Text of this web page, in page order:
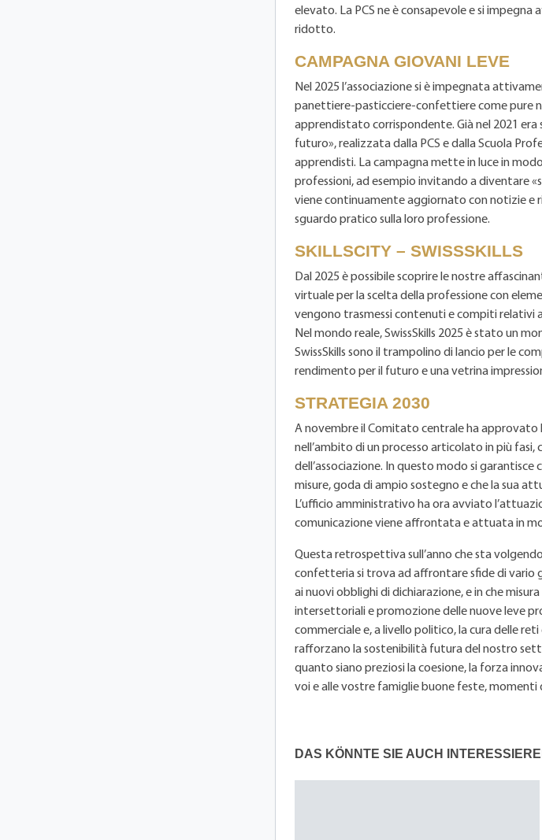
elevato. La PCS ne è consapevole e si
ridotto.
CAMPAGNA GIOVANI LEVE
Nel 2025 l’associazione si è impegnata
panettiere-pasticciere-confettiere come pure
apprendistato corrispondente. Già nel 2021
futuro», realizzata dalla PCS e dalla Scuola
apprendisti. La campagna mette in luce in
professioni, ad esempio invitando a diventare
viene continuamente aggiornato con notizie e
sguardo pratico sulla loro professione.
SKILLSCITY – SWISSSKILLS
Dal 2025 è possibile scoprire le nostre
virtuale per la scelta della professione con
vengono trasmessi contenuti e compiti relativi
Nel mondo reale, SwissSkills 2025 è stato un
SwissSkills sono il trampolino di lancio per le
rendimento per il futuro e una vetrina
STRATEGIA 2030
A novembre il Comitato centrale ha approvato
nell’ambito di un processo articolato in più
dell’associazione. In questo modo si
misure, goda di ampio sostegno e che la sua
L’ufficio amministrativo ha ora avviato
comunicazione viene affrontata e attuata in
Questa retrospettiva sull’anno che sta
confetteria si trova ad affrontare sfide di vario
ai nuovi obblighi di dichiarazione, e in che
intersettoriali e promozione delle nuove leve
commerciale e, a livello politico, la cura delle
rafforzano la sostenibilità futura del nostro
quanto siano preziosi la coesione, la forza
voi e alle vostre famiglie buone feste,
DAS KÖNNTE SIE AUCH